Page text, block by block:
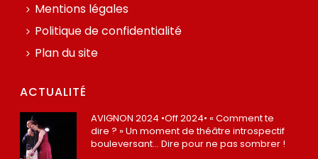
Mentions légales
Politique de confidentialité
Plan du site
ACTUALITÉ
AVIGNON 2024 •Off 2024• « Comment te
dire ? » Un moment de théâtre introspectif
bouleversant… Dire pour ne pas sombrer !